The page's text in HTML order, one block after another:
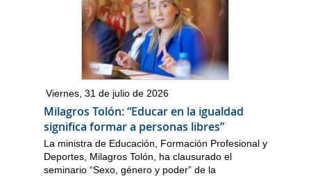
Viernes, 31 de julio de 2026
Milagros Tolón: “Educar en la igualdad
significa formar a personas libres”
La ministra de Educación, Formación Profesional y
Deportes, Milagros Tolón, ha clausurado el
seminario “Sexo, género y poder” de la